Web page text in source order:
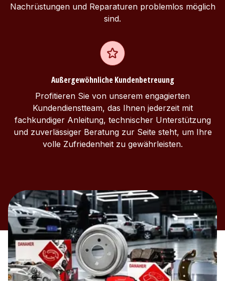
Nachrüstungen und Reparaturen problemlos möglich
sind.
Außergewöhnliche Kundenbetreuung
Profitieren Sie von unserem engagierten
Kundendienstteam, das Ihnen jederzeit mit
fachkundiger Anleitung, technischer Unterstützung
und zuverlässiger Beratung zur Seite steht, um Ihre
volle Zufriedenheit zu gewährleisten.